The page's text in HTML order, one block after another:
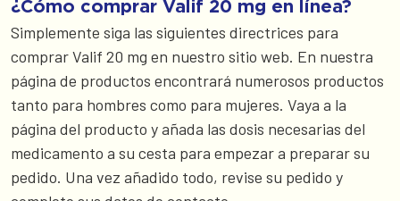
¿Cómo comprar Valif 20 mg en línea?
Simplemente siga las siguientes directrices para
comprar Valif 20 mg en nuestro sitio web. En nuestra
página de productos encontrará numerosos productos
tanto para hombres como para mujeres. Vaya a la
página del producto y añada las dosis necesarias del
medicamento a su cesta para empezar a preparar su
pedido. Una vez añadido todo, revise su pedido y